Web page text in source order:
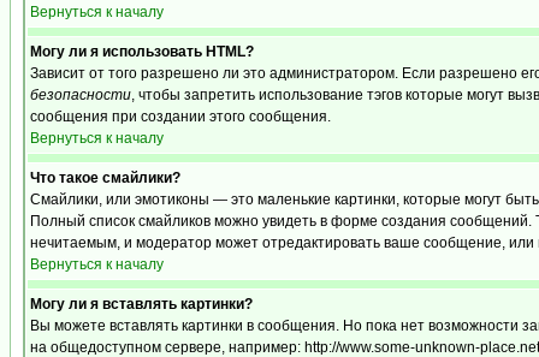
Вернуться к началу
Могу ли я использовать HTML?
Зависит от того разрешено ли это администратором. Если разрешено
безопасности, чтобы запретить использование тэгов которые могут
сообщения при создании этого сообщения.
Вернуться к началу
Что такое смайлики?
Смайлики, или эмотиконы — это маленькие картинки, которые могут
Полный список смайликов можно увидеть в форме создания сообщений.
нечитаемым, и модератор может отредактировать ваше сообщение, или
Вернуться к началу
Могу ли я вставлять картинки?
Вы можете вставлять картинки в сообщения. Но пока нет возможности
на общедоступном сервере, например: http://www.some-unknown-